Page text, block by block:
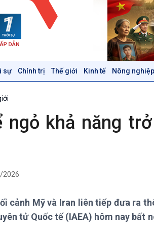
sự Chính trị Thế giới Kinh tế Nông
Thời sự 12h
Thời sự 18h
hội
Khoa học & Công nghệ
Tin Khoa học & Công nghệ
ngỏ khả năng
2026
cảnh Mỹ và Iran liên tiếp đưa ra
tử Quốc tế (IAEA) hôm nay bất